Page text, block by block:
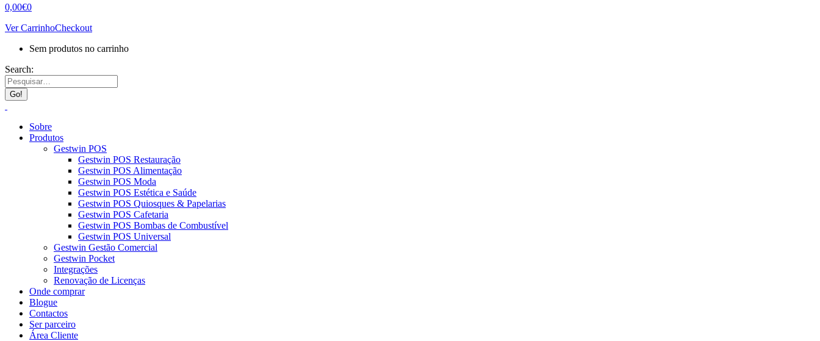
0,00€0
Ver CarrinhoCheckout
Sem produtos no carrinho
Search:
Sobre
Produtos
Gestwin POS
Gestwin POS Restauração
Gestwin POS Alimentação
Gestwin POS Moda
Gestwin POS Estética e Saúde
Gestwin POS Quiosques & Papelarias
Gestwin POS Cafetaria
Gestwin POS Bombas de Combustível
Gestwin POS Universal
Gestwin Gestão Comercial
Gestwin Pocket
Integrações
Renovação de Licenças
Onde comprar
Blogue
Contactos
Ser parceiro
Área Cliente